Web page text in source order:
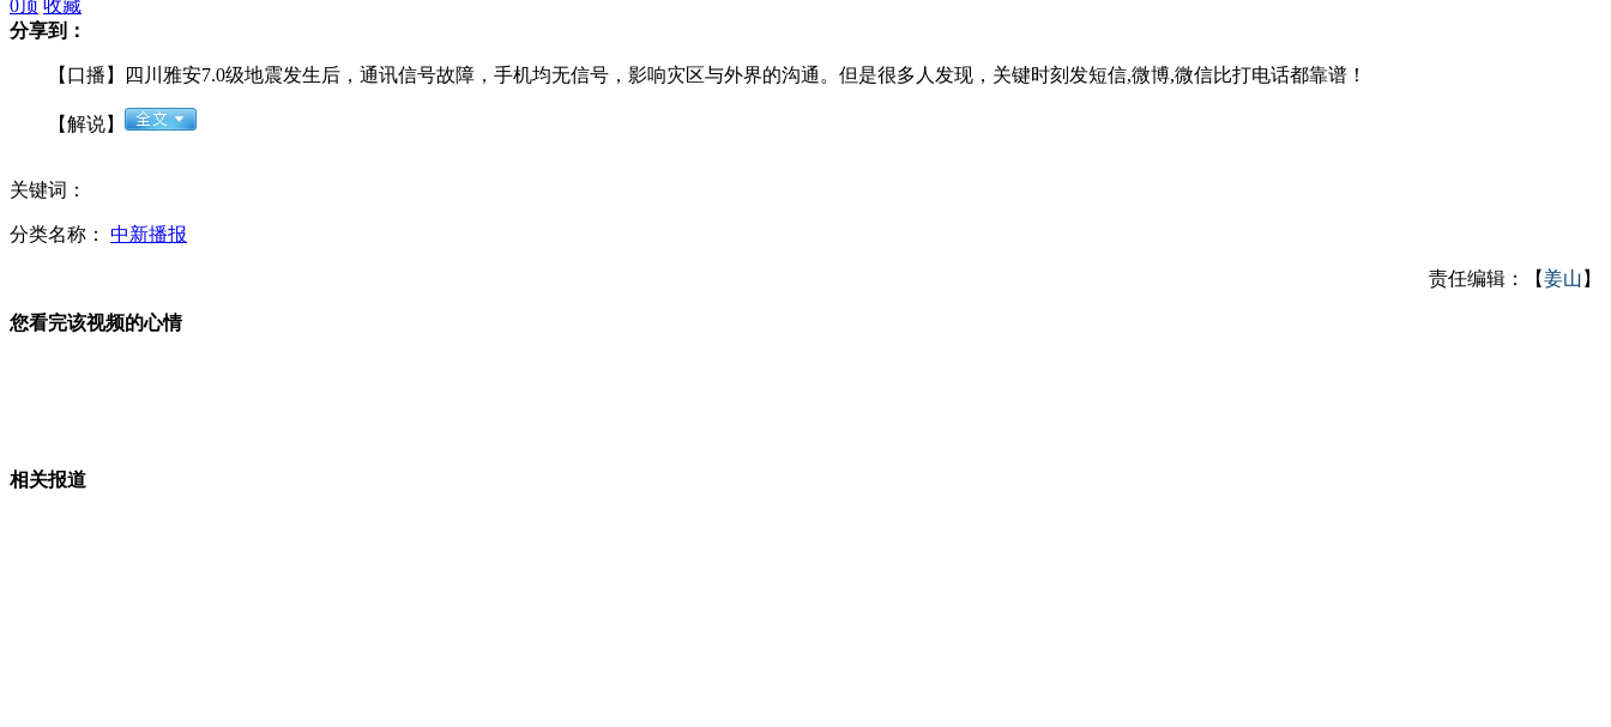
恐怖沙尘暴 白昼瞬间变黑夜
0顶 收藏
分享到：
【口播】四川雅安7.0级地震发生后，通讯信号故障，手机均无信号，影响灾区与外界的沟通。但是很多人发现，关键时刻发短信,微博,微信比打电话都靠谱！
【解说】
关键词：
分类名称： 中新播报
责任编辑：【姜山 】
您看完该视频的心情
相关报道